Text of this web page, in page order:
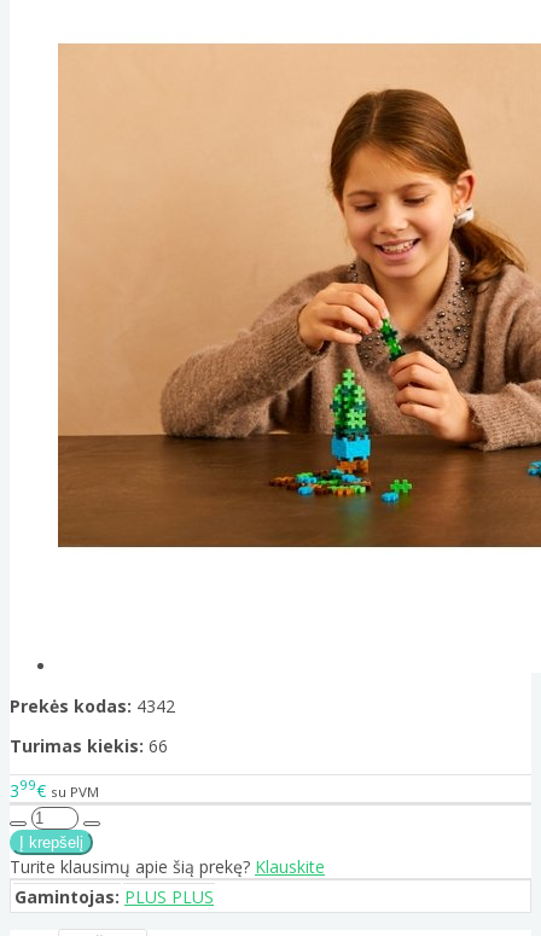
Prekės kodas: 4342
Turimas kiekis: 66
399€ su PVM
Turite klausimų apie šią prekę? Klauskite
Gamintojas: PLUS PLUS